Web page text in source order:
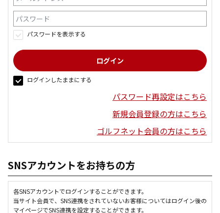
パスワードを表示する
ログインしたままにする
パスワード再設定はこちら
新規会員登録の方はこちら
ゴルフネット会員の方はこちら
SNSアカウントをお持ちの方
各SNSアカウントでログインすることができます。
当サイト会員で、SNS連携をされていないお客様についてはログイン後の
マイページでSNS連携を設定することができます。